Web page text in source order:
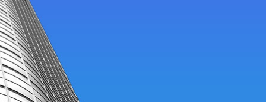
中高端工业铝材领先服务商
以领先的材料服务，让制造更有竞争力